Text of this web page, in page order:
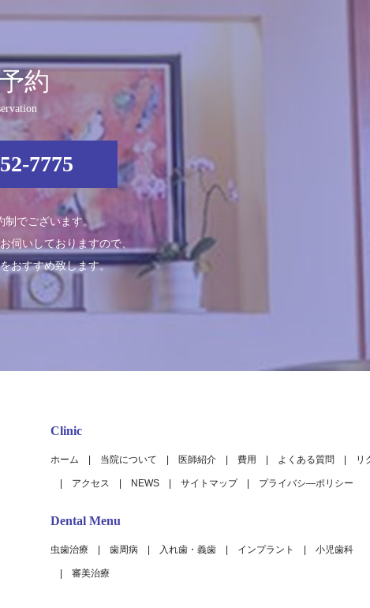
約
7775
制でございます。
伺いしておりますので、
おすすめ致します。
Clinic
ホーム 当院について 医師紹介 費用 よくある質問 リ
アクセス NEWS サイトマップ プライバシ―ポリシー
Dental Menu
虫歯治療 歯周病 入れ歯・義歯 インプラント 小児歯科
審美治療